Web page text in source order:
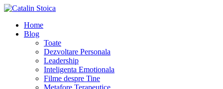
Home
Blog
Toate
Dezvoltare Personala
Leadership
Inteligenta Emotionala
Filme despre Tine
Metafore Terapeutice